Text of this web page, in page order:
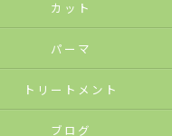
カット
パーマ
トリートメント
ブログ